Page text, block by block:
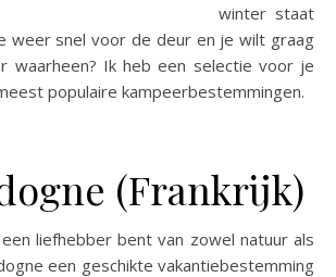
winter staat
weer snel voor de deur en je wilt graag
waarheen? Ik heb een selectie voor je
populaire kampeerbestemmingen.
(Frankrijk)
liefhebber bent van zowel natuur als
een geschikte vakantiebestemming